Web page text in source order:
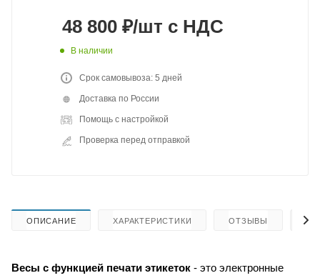
48 800 ₽/шт с НДС
В наличии
Срок самовывоза: 5 дней
Доставка по России
Помощь с настройкой
Проверка перед отправкой
ОПИСАНИЕ ХАРАКТЕРИСТИКИ ОТЗЫВЫ
Весы с функцией печати этикеток - это электронные